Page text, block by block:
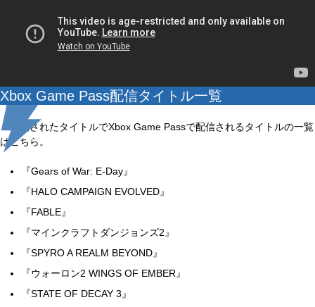
Xbox Game Pass配信タイトル一覧
発表されたタイトルでXbox Game Passで配信されるタイトルの一覧
はこちら。
『Gears of War: E-Day』
『HALO CAMPAIGN EVOLVED』
『FABLE』
『マインクラフトダンジョンズ2』
『SPYRO A REALM BEYOND』
『ウォーロン2 WINGS OF EMBER』
『STATE OF DECAY 3』